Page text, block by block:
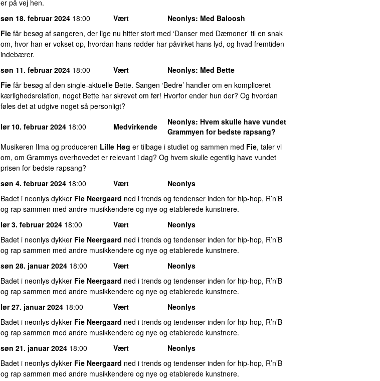
er på vej hen.
søn 18. februar 2024 18:00 Vært Neonlys: Med Baloosh
Fie får besøg af sangeren, der lige nu hitter stort med ‘Danser med Dæmoner’ til en snak
om, hvor han er vokset op, hvordan hans rødder har påvirket hans lyd, og hvad fremtiden
indebærer.
søn 11. februar 2024 18:00 Vært Neonlys: Med Bette
Fie får besøg af den single-aktuelle Bette. Sangen ‘Bedre’ handler om en kompliceret
kærlighedsrelation, noget Bette har skrevet om før! Hvorfor ender hun der? Og hvordan
føles det at udgive noget så personligt?
lør 10. februar 2024 18:00 Medvirkende Neonlys: Hvem skulle have vundet
Grammyen for bedste rapsang?
Musikeren Ilma og produceren Lille Høg er tilbage i studiet og sammen med Fie, taler vi
om, om Grammys overhovedet er relevant i dag? Og hvem skulle egentlig have vundet
prisen for bedste rapsang?
søn 4. februar 2024 18:00 Vært
Neonlys
Badet i neonlys dykker Fie Neergaard ned i trends og tendenser inden for hip-hop, R’n’B
og rap sammen med andre musikkendere og nye og etablerede kunstnere.
lør 3. februar 2024 18:00 Vært
Neonlys
Badet i neonlys dykker Fie Neergaard ned i trends og tendenser inden for hip-hop, R’n’B
og rap sammen med andre musikkendere og nye og etablerede kunstnere.
søn 28. januar 2024 18:00 Vært
Neonlys
Badet i neonlys dykker Fie Neergaard ned i trends og tendenser inden for hip-hop, R’n’B
og rap sammen med andre musikkendere og nye og etablerede kunstnere.
lør 27. januar 2024 18:00 Vært
Neonlys
Badet i neonlys dykker Fie Neergaard ned i trends og tendenser inden for hip-hop, R’n’B
og rap sammen med andre musikkendere og nye og etablerede kunstnere.
søn 21. januar 2024 18:00 Vært
Neonlys
Badet i neonlys dykker Fie Neergaard ned i trends og tendenser inden for hip-hop, R’n’B
og rap sammen med andre musikkendere og nye og etablerede kunstnere.